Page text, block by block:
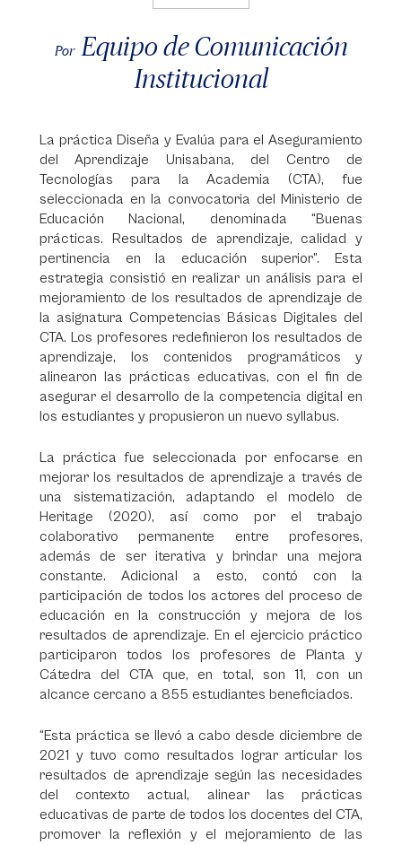
Por Equipo de Comunicación
Institucional
La práctica Diseña y Evalúa para el Aseguramiento
del Aprendizaje Unisabana, del Centro de
Tecnologías para la Academia (CTA), fue
seleccionada en la convocatoria del Ministerio de
Educación Nacional, denominada “Buenas
prácticas. Resultados de aprendizaje, calidad y
pertinencia en la educación superior”. Esta
estrategia consistió en realizar un análisis para el
mejoramiento de los resultados de aprendizaje de
la asignatura Competencias Básicas Digitales del
CTA. Los profesores redefinieron los resultados de
aprendizaje, los contenidos programáticos y
alinearon las prácticas educativas, con el fin de
asegurar el desarrollo de la competencia digital en
los estudiantes y propusieron un nuevo syllabus.
La práctica fue seleccionada por enfocarse en
mejorar los resultados de aprendizaje a través de
una sistematización, adaptando el modelo de
Heritage (2020), así como por el trabajo
colaborativo permanente entre profesores,
además de ser iterativa y brindar una mejora
constante. Adicional a esto, contó con la
participación de todos los actores del proceso de
educación en la construcción y mejora de los
resultados de aprendizaje. En el ejercicio práctico
participaron todos los profesores de Planta y
Cátedra del CTA que, en total, son 11, con un
alcance cercano a 855 estudiantes beneficiados.
“Esta práctica se llevó a cabo desde diciembre de
2021 y tuvo como resultados lograr articular los
resultados de aprendizaje según las necesidades
del contexto actual, alinear las prácticas
educativas de parte de todos los docentes del CTA,
promover la reflexión y el mejoramiento de las